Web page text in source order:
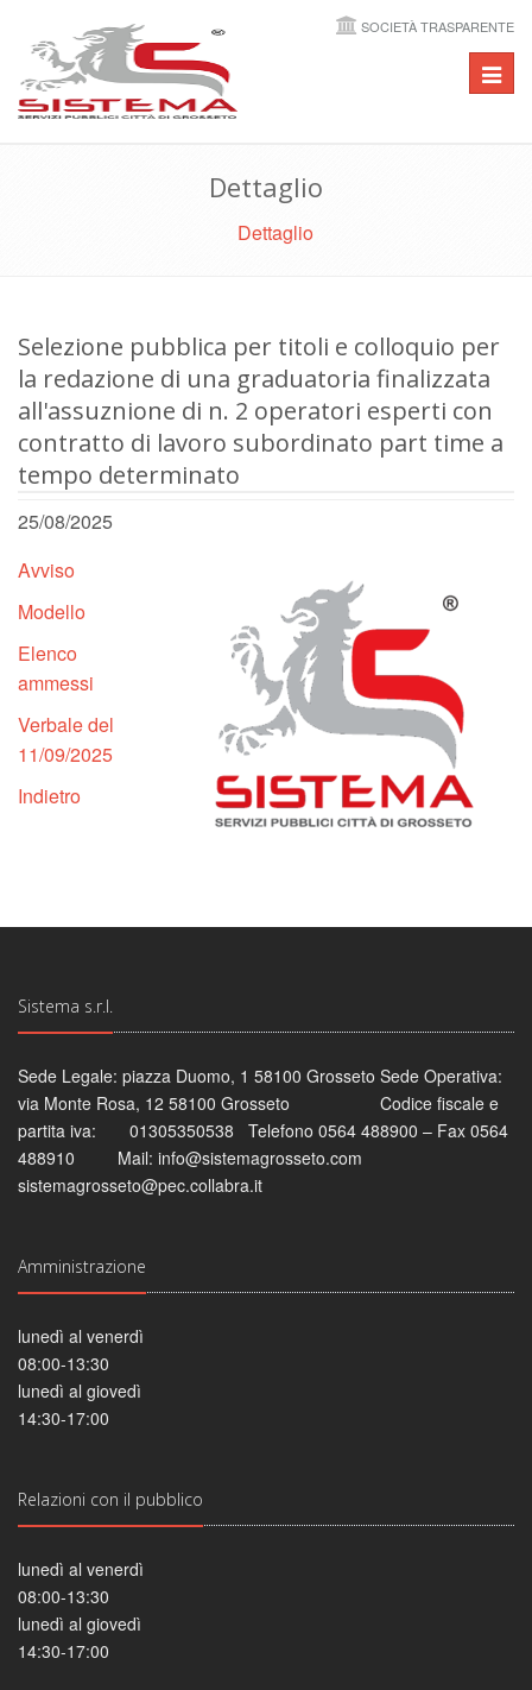
SOCIETÀ TRASPARENTE
Dettaglio
Dettaglio
Selezione pubblica per titoli e colloquio per
la redazione di una graduatoria finalizzata
all'assuznione di n. 2 operatori esperti con
contratto di lavoro subordinato part time a
tempo determinato
25/08/2025
Avviso
Modello
Elenco
ammessi
Verbale del
11/09/2025
Indietro
Sistema s.r.l.
Sede Legale: piazza Duomo, 1 58100 Grosseto Sede Operativa:
via Monte Rosa, 12 58100 Grosseto Codice fiscale e
partita iva: 01305350538 Telefono 0564 488900 – Fax 0564
488910 Mail: info@sistemagrosseto.com
sistemagrosseto@pec.collabra.it
Amministrazione
lunedì al venerdì
08:00-13:30
lunedì al giovedì
14:30-17:00
Relazioni con il pubblico
lunedì al venerdì
08:00-13:30
lunedì al giovedì
14:30-17:00